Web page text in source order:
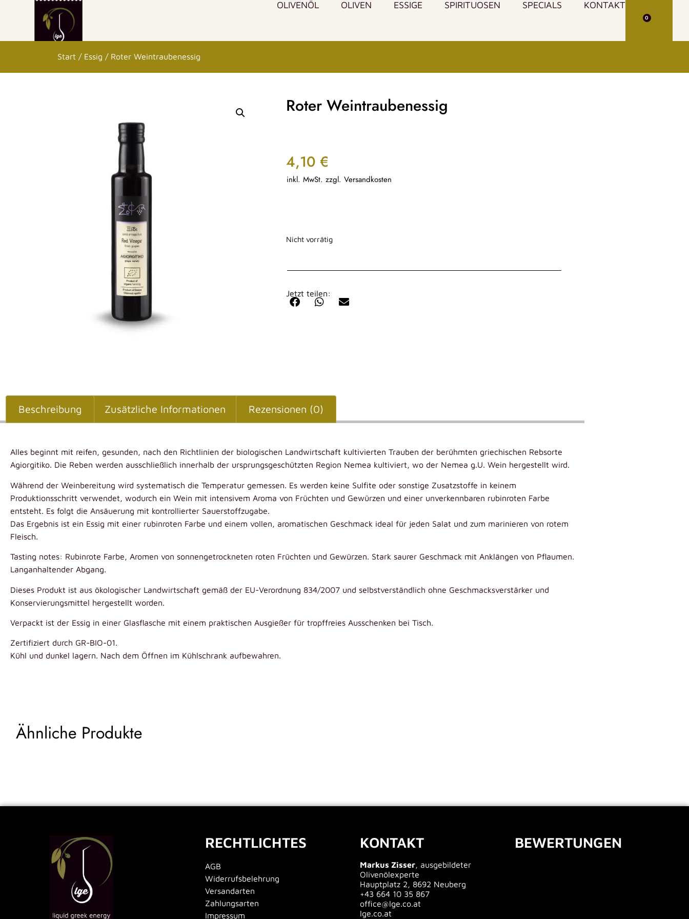
OLIVENÖL OLIVEN ESSIGE SPIRITUOSEN SPECIALS KONTAKT
0
Start / Essig / Roter Weintraubenessig
Roter Weintraubenessig
4,10 €
inkl. MwSt. zzgl. Versandkosten
Nicht vorrätig
Jetzt teilen:
Beschreibung Zusätzliche Informationen Rezensionen (0)
Alles beginnt mit reifen, gesunden, nach den Richtlinien der biologischen Landwirtschaft kultivierten Trauben der berühmten griechischen Rebsorte
Agiorgitiko. Die Reben werden ausschließlich innerhalb der ursprungsgeschützten Region Nemea kultiviert, wo der Nemea g.U. Wein hergestellt wird.
Während der Weinbereitung wird systematisch die Temperatur gemessen. Es werden keine Sulfite oder sonstige Zusatzstoffe in keinem
Produktionsschritt verwendet, wodurch ein Wein mit intensivem Aroma von Früchten und Gewürzen und einer unverkennbaren rubinroten Farbe
entsteht. Es folgt die Ansäuerung mit kontrollierter Sauerstoffzugabe.
Das Ergebnis ist ein Essig mit einer rubinroten Farbe und einem vollen, aromatischen Geschmack ideal für jeden Salat und zum marinieren von rotem
Fleisch.
Tasting notes: Rubinrote Farbe, Aromen von sonnengetrockneten roten Früchten und Gewürzen. Stark saurer Geschmack mit Anklängen von Pflaumen.
Langanhaltender Abgang.
Dieses Produkt ist aus ökologischer Landwirtschaft gemäß der EU-Verordnung 834/2007 und selbstverständlich ohne Geschmacksverstärker und
Konservierungsmittel hergestellt worden.
Verpackt ist der Essig in einer Glasflasche mit einem praktischen Ausgießer für tropffreies Ausschenken bei Tisch.
Zertifiziert durch GR-BIO-01.
Kühl und dunkel lagern. Nach dem Öffnen im Kühlschrank aufbewahren.
Ähnliche Produkte
RECHTLICHTES
AGB
Widerrufsbelehrung
Versandarten
Zahlungsarten
Impressum
KONTAKT
Markus Zisser, ausgebildeter
Olivenölexperte
Hauptplatz 2, 8692 Neuberg
+43 664 10 35 867
office@lge.co.at
lge.co.at
BEWERTUNGEN